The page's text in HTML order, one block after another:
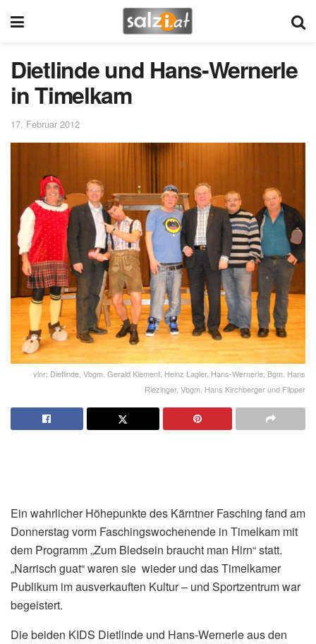
Dietlinde und Hans-Wernerle
in Timelkam
17. Februar 2012
vlnr: Dietlinde, Vbgm. Gerald Klement, Heinz Lagler, Hans-Wernerle, Bgm. Hans
Riezinger, Vbgm. Hans Kirchberger und Flipper
Ein wahrlicher Höhepunkte des Kärntner Fasching fand am
Donnerstag vorm Faschingswochenende in Timelkam mit
dem Programm „Zum Bledsein braucht man Hirn“ statt.
„Narrisch guat“ waren sie wieder und das Timelkamer
Publikum im ausverkauften Kultur – und Sportzentrum war
begeistert.
Die beiden KIDS Dietlinde und Hans-Wernerle aus den